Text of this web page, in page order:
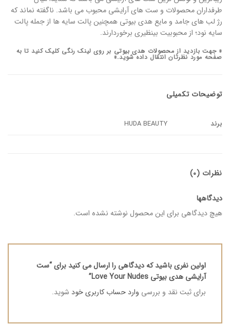
طرفداران محصولات و ست های آرایشی محبوب می باشد. ناگفته نماند که
رژ لب های جامد و مایع هدی بیوتی همچنین پالت سایه ها از جمله پالت
سایه نود؛ از محبوبیت بینظیری برخوردارند.
« جهت بازدید از محصولات هدی بیوتی بر روی لینک رنگی کلیک کنید تا به
صفحۀ مورد نظرتان انتقال داده شوید.»
توضیحات تکمیلی
برند HUDA BEAUTY
نظرات (0)
دیدگاهها
هیچ دیدگاهی برای این محصول نوشته نشده است.
اولین نفری باشید که دیدگاهی را ارسال می کنید برای “ست
آرایشی هدی بیوتی Love Your Nudes”
برای ثبت نقد و بررسی وارد حساب کاربری خود شوید.